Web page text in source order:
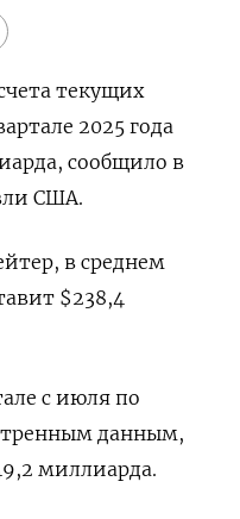
⁠текущих
⁠2025 ​года
сообщило в
‌США.
в среднем
$238,‍4
с июля по
данным,
миллиарда.